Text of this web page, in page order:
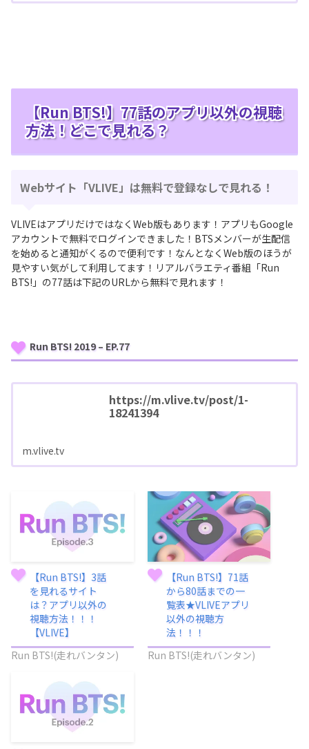
【Run BTS!】77話のアプリ以外の視聴
方法！どこで見れる？
Webサイト「VLIVE」は無料で登録なしで見れる！
VLIVEはアプリだけではなくWeb版もあります！アプリもGoogle
アカウントで無料でログインできました！BTSメンバーが生配信
を始めると通知がくるので便利です！なんとなくWeb版のほうが
見やすい気がして利用してます！リアルバラエティ番組「Run
BTS!」の77話は下記のURLから無料で見れます！
Run BTS! 2019 – EP.77
https://m.vlive.tv/post/1-
18241394
m.vlive.tv
【Run BTS!】3話
を見れるサイト
は？アプリ以外の
視聴方法！！！
【VLIVE】
Run BTS!(走れバンタン)
【Run BTS!】71話
から80話までの一
覧表★VLIVEアプリ
以外の視聴方
法！！！
Run BTS!(走れバンタン)